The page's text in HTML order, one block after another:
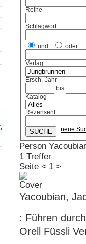
Reihe
Schlagwort
und oder
Verlag
Ersch.-Jahr
bis
Katalog
Rezensent
neue
Person
1 Treffer
Seite < 1 >
Yacoubian,
: Führen
Orell Füssli